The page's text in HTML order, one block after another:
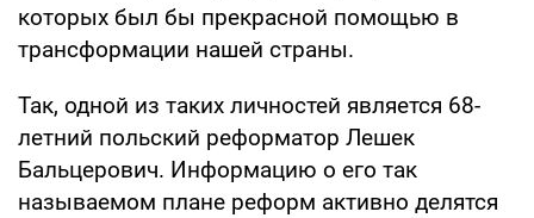
которых был бы прекрасной помощью в
трансформации нашей страны.
Так, одной из таких личностей является 68-
летний польский реформатор Лешек
Бальцерович. Информацию о его так
называемом плане реформ активно делятся